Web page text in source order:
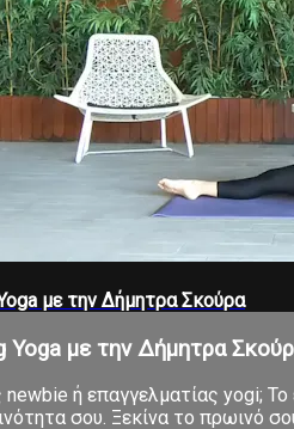
με την Δήμητρα Σκούρα
Yoga με την Δήμητρα
ή επαγγελματίας yogi; Το
σου. Ξεκίνα το πρωινό